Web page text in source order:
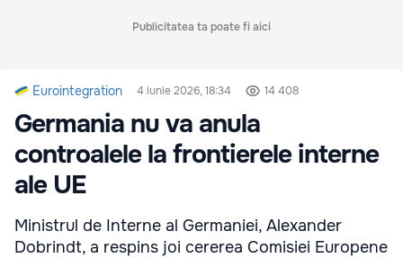
Publicitatea ta poate fi aici
Eurointegration 4 iunie 2026, 18:34 14 408
Germania nu va anula
controalele la frontierele interne
ale UE
Ministrul de Interne al Germaniei, Alexander
Dobrindt, a respins joi cererea Comisiei Europene